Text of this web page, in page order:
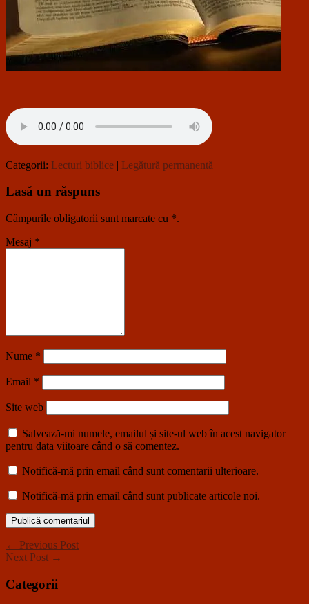
Categorii: Lecturi biblice | Legătură permanentă
Lasă un răspuns
Câmpurile obligatorii sunt marcate cu *.
Mesaj *
Nume *
Email *
Site web
Salvează-mi numele, emailul și site-ul web în acest navigator
pentru data viitoare când o să comentez.
Notifică-mă prin email când sunt comentarii ulterioare.
Notifică-mă prin email când sunt publicate articole noi.
← Previous Post
Next Post →
Categorii